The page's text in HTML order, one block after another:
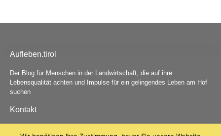
Aufleben.tirol
Der Blog für Menschen in der Landwirtschaft, die auf ihre
Lebensqualität achten und Impulse für ein gelingendes Leben am Hof
suchen
Kontakt